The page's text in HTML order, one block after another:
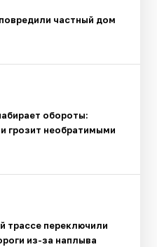
частный дом
обороты:
грозит необратимыми
трассе переключили
из-за наплыва